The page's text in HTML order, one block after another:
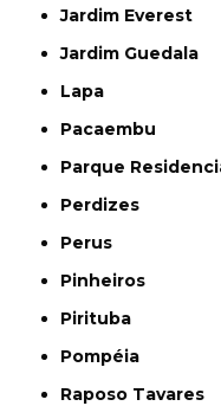
Jardim Everest
Jardim Guedala
Lapa
Pacaembu
Parque
Perdizes
Perus
Pinheiros
Pirituba
Pompéia
Raposo Tavares